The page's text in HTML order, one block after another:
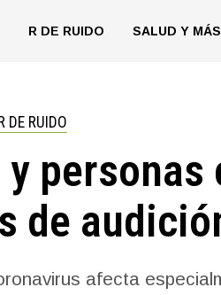
R DE RUIDO SALUD Y MÁS
DE RUIDO
personas
de
afecta